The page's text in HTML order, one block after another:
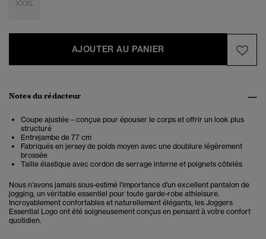
XXXL
AJOUTER AU PANIER
Notes du rédacteur
Coupe ajustée – conçue pour épouser le corps et offrir un look plus
structuré
Entrejambe de 77 cm
Fabriqués en jersey de poids moyen avec une doublure légèrement
brossée
Taille élastique avec cordon de serrage interne et poignets côtelés
Nous n'avons jamais sous-estimé l'importance d'un excellent pantalon de
jogging, un véritable essentiel pour toute garde-robe athleisure.
Incroyablement confortables et naturellement élégants, les Joggers
Essential Logo ont été soigneusement conçus en pensant à votre confort
quotidien.